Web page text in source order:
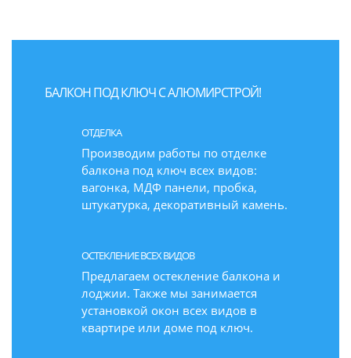
БАЛКОН ПОД КЛЮЧ С АЛЮМИРСТРОЙ!
ОТДЕЛКА
Производим работы по отделке
балкона под ключ всех видов:
вагонка, МДФ панели, пробка,
штукатурка, декоративный камень.
ОСТЕКЛЕНИЕ ВСЕХ ВИДОВ
Предлагаем остекление балкона и
лоджии. Также мы занимается
установкой окон всех видов в
квартире или доме под ключ.